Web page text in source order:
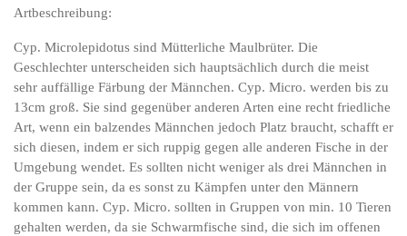
Artbeschreibung:
Cyp. Microlepidotus sind Mütterliche Maulbrüter. Die
Geschlechter unterscheiden sich hauptsächlich durch die meist
sehr auffällige Färbung der Männchen. Cyp. Micro. werden bis zu
13cm groß. Sie sind gegenüber anderen Arten eine recht friedliche
Art, wenn ein balzendes Männchen jedoch Platz braucht, schafft er
sich diesen, indem er sich ruppig gegen alle anderen Fische in der
Umgebung wendet. Es sollten nicht weniger als drei Männchen in
der Gruppe sein, da es sonst zu Kämpfen unter den Männern
kommen kann. Cyp. Micro. sollten in Gruppen von min. 10 Tieren
gehalten werden, da sie Schwarmfische sind, die sich im offenen